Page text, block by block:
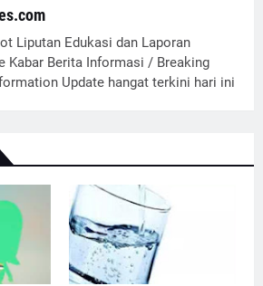
Liputan Edukasi dan Laporan
Kabar Berita Informasi / Breaking
Update hangat terkini hari ini